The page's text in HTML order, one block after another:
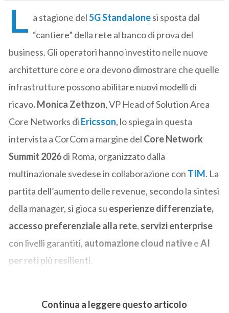
L a stagione del5G Standalonesi sposta dal
“cantiere” della rete al banco di prova del
business. Gli operatori hanno investito nelle nuove
architetture core e ora devono dimostrare che quelle
infrastrutture possono abilitare nuovi modelli di
ricavo. Monica Zethzon, VP Head of Solution Area
Core Networks di Ericsson, lo spiega in questa
intervista a CorCom a margine del Core Network
Summit 2026di Roma, organizzato dalla
multinazionale svedese in collaborazione con TIM. La
partita dell’aumento delle revenue, secondo la sintesi
della manager, si gioca su esperienze differenziate,
accesso preferenziale alla rete, servizi enterprise
con livelli garantiti, automazione cloud nativeeAI
per reti più resilienti.
Continua a leggere questo articolo